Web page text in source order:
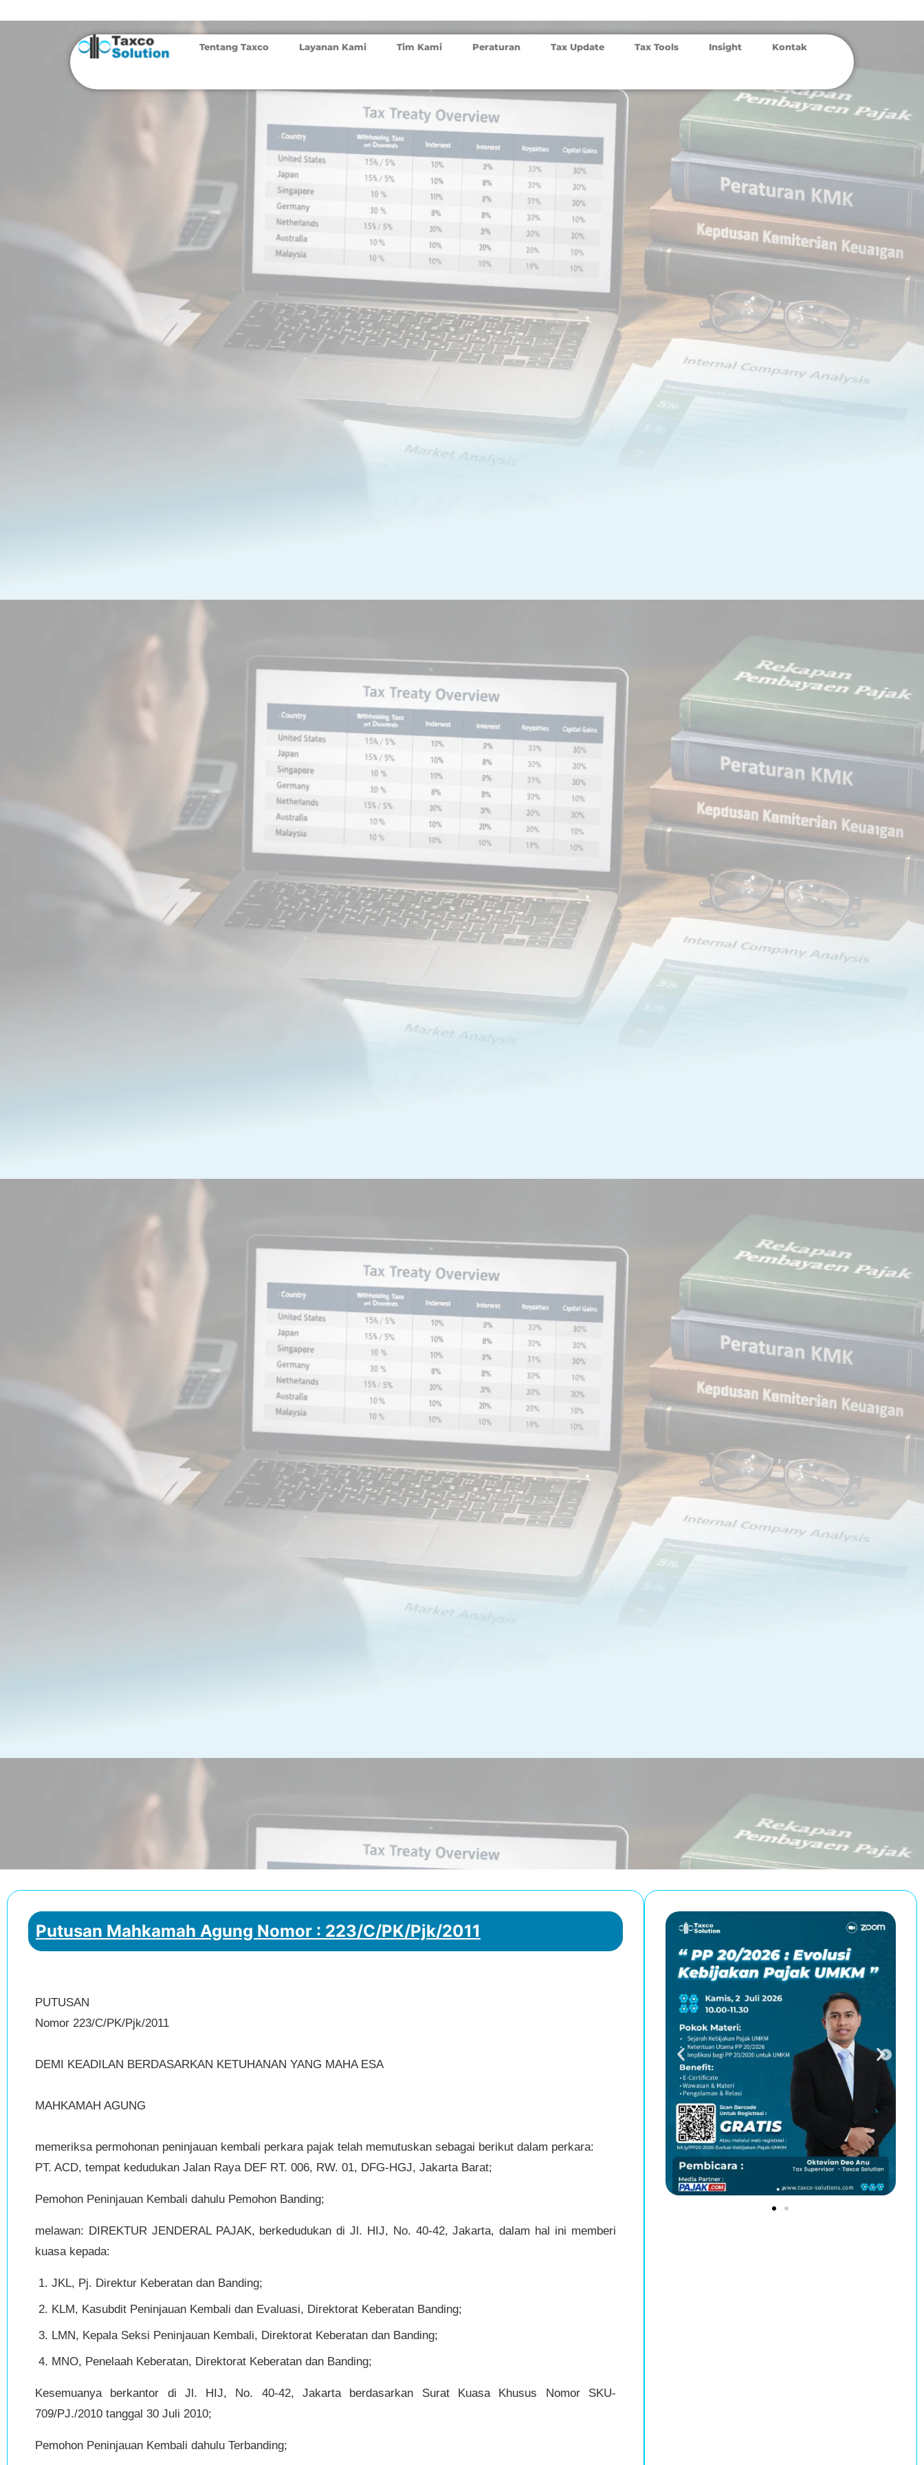
Tentang Taxco Layanan Kami Tim Kami Peraturan Tax Update Tax Tools Insight Kontak
Putusan Mahkamah Agung Nomor : 223/C/PK/Pjk/2011
PUTUSAN
Nomor 223/C/PK/Pjk/2011
DEMI KEADILAN BERDASARKAN KETUHANAN YANG MAHA ESA
MAHKAMAH AGUNG
memeriksa permohonan peninjauan kembali perkara pajak telah memutuskan sebagai berikut dalam perkara:
PT. ACD, tempat kedudukan Jalan Raya DEF RT. 006, RW. 01, DFG-HGJ, Jakarta Barat;
Pemohon Peninjauan Kembali dahulu Pemohon Banding;
melawan: DIREKTUR JENDERAL PAJAK, berkedudukan di Jl. HIJ, No. 40-42, Jakarta, dalam hal ini memberi
kuasa kepada:
JKL, Pj. Direktur Keberatan dan Banding;
KLM, Kasubdit Peninjauan Kembali dan Evaluasi, Direktorat Keberatan Banding;
LMN, Kepala Seksi Peninjauan Kembali, Direktorat Keberatan dan Banding;
MNO, Penelaah Keberatan, Direktorat Keberatan dan Banding;
Kesemuanya berkantor di Jl. HIJ, No. 40-42, Jakarta berdasarkan Surat Kuasa Khusus Nomor SKU-
709/PJ./2010 tanggal 30 Juli 2010;
Pemohon Peninjauan Kembali dahulu Terbanding;